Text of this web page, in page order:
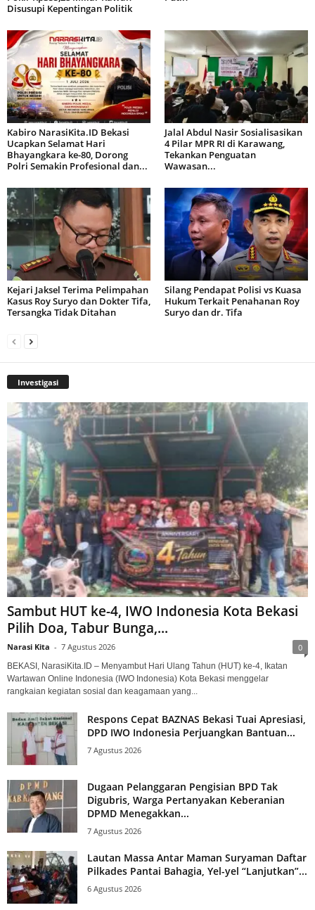
Disusupi Kepentingan Politik
Kabiro NarasiKita.ID Bekasi
Ucapkan Selamat Hari
Bhayangkara ke-80, Dorong
Polri Semakin Profesional dan...
Jalal Abdul Nasir Sosialisasikan
4 Pilar MPR RI di Karawang,
Tekankan Penguatan
Wawasan...
Kejari Jaksel Terima Pelimpahan
Kasus Roy Suryo dan Dokter Tifa,
Tersangka Tidak Ditahan
Silang Pendapat Polisi vs Kuasa
Hukum Terkait Penahanan Roy
Suryo dan dr. Tifa
Investigasi
Sambut HUT ke-4, IWO Indonesia Kota Bekasi
Pilih Doa, Tabur Bunga,...
Narasi Kita - 7 Agustus 2026 0
BEKASI, NarasiKita.ID – Menyambut Hari Ulang Tahun (HUT) ke-4, Ikatan
Wartawan Online Indonesia (IWO Indonesia) Kota Bekasi menggelar
rangkaian kegiatan sosial dan keagamaan yang...
Respons Cepat BAZNAS Bekasi Tuai Apresiasi,
DPD IWO Indonesia Perjuangkan Bantuan...
7 Agustus 2026
Dugaan Pelanggaran Pengisian BPD Tak
Digubris, Warga Pertanyakan Keberanian
DPMD Menegakkan...
7 Agustus 2026
Lautan Massa Antar Maman Suryaman Daftar
Pilkades Pantai Bahagia, Yel-yel “Lanjutkan”...
6 Agustus 2026